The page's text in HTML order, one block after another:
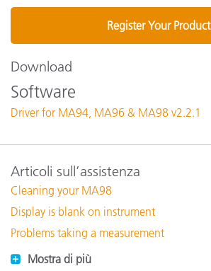
Register Your Product
Download
Software
Driver for MA94, MA96 & MA98 v2.2.1
Articoli sull’assistenza
Cleaning your MA98
Display is blank on instrument
Problems taking a measurement
Mostra di più